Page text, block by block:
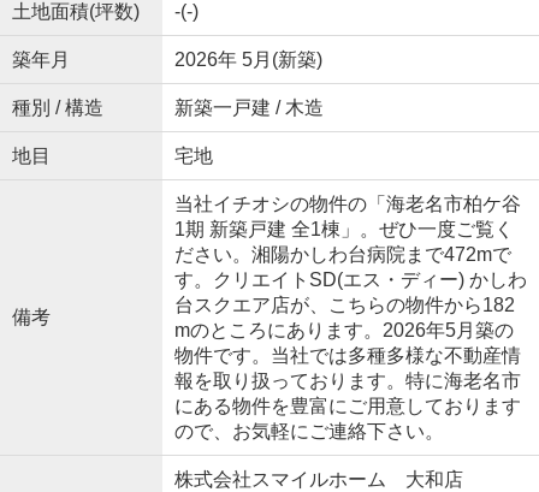
土地面積(坪数) -(-)
築年月 2026年 5月(新築)
種別 / 構造 新築一戸建 / 木造
地目 宅地
備考
当社イチオシの物件の「海老名市柏ケ谷
1期 新築戸建 全1棟」。ぜひ一度ご覧く
ださい。湘陽かしわ台病院まで472mで
す。クリエイトSD(エス・ディー) かしわ
台スクエア店が、こちらの物件から182
mのところにあります。2026年5月築の
物件です。当社では多種多様な不動産情
報を取り扱っております。特に海老名市
にある物件を豊富にご用意しております
ので、お気軽にご連絡下さい。
株式会社スマイルホーム 大和店